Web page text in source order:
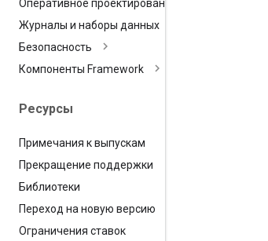
Оперативное проектирование
Журналы и наборы данных
Безопасность
Компоненты Framework
Ресурсы
Примечания к выпускам
Прекращение поддержки
Библиотеки
Переход на новую версию
Ограничения ставок